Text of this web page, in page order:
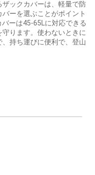
ックカバーは、軽量で防
ーを選ぶことがポイント
ーは45-65Lに対応できる
ります。使わないときに
持ち運びに便利で、登山